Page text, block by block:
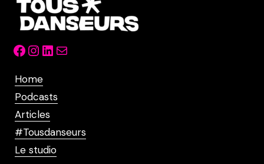
Facebook
Instagram
LinkedIn
Mail
Home
Podcasts
Articles
#Tousdanseurs
Le studio